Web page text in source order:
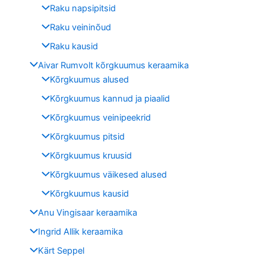
Raku napsipitsid
Raku veininõud
Raku kausid
Aivar Rumvolt kõrgkuumus keraamika
Kõrgkuumus alused
Kõrgkuumus kannud ja piaalid
Kõrgkuumus veinipeekrid
Kõrgkuumus pitsid
Kõrgkuumus kruusid
Kõrgkuumus väikesed alused
Kõrgkuumus kausid
Anu Vingisaar keraamika
Ingrid Allik keraamika
Kärt Seppel